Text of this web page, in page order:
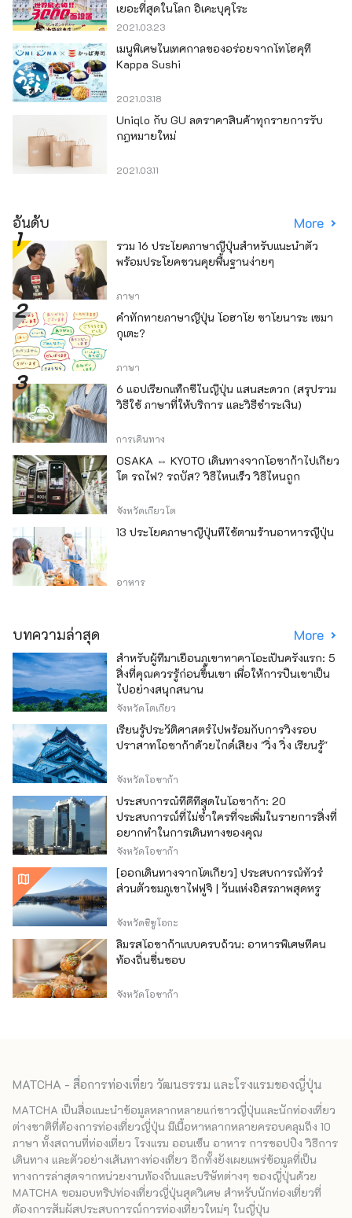
เยอะที่สุดในโลก อิเคะบุคุโระ
2021.03.23
เมนูพิเศษในเทศกาลของอร่อยจากโทโฮคุที่
Kappa Sushi
2021.03.18
Uniqlo กับ GU ลดราคาสินค้าทุกรายการรับ
กฎหมายใหม่
2021.03.11
อันดับ More
รวม 16 ประโยคภาษาญี่ปุ่นสำหรับแนะนำตัว
พร้อมประโยคชวนคุยพื้นฐานง่ายๆ
ภาษา
คำทักทายภาษาญี่ปุ่น โอฮาโย ซาโยนาระ เซมา
กุเตะ?
ภาษา
6 แอปเรียกแท็กซี่ในญี่ปุ่น แสนสะดวก (สรุปรวม
วิธีใช้ ภาษาที่ให้บริการ และวิธีชำระเงิน)
การเดินทาง
OSAKA ⇔ KYOTO เดินทางจากโอซาก้าไปเกียว
โต รถไฟ? รถบัส? วิธีไหนเร็ว วิธีไหนถูก
จังหวัดเกียวโต
13 ประโยคภาษาญี่ปุ่นที่ใช้ตามร้านอาหารญี่ปุ่น
อาหาร
บทความล่าสุด More
สำหรับผู้ที่มาเยือนภูเขาทาคาโอะเป็นครั้งแรก: 5
สิ่งที่คุณควรรู้ก่อนขึ้นเขา เพื่อให้การปีนเขาเป็น
ไปอย่างสนุกสนาน
จังหวัดโตเกียว
เรียนรู้ประวัติศาสตร์ไปพร้อมกับการวิ่งรอบ
ปราสาทโอซาก้าด้วยไกด์เสียง "วิ่ง วิ่ง เรียนรู้"
จังหวัดโอซาก้า
ประสบการณ์ที่ดีที่สุดในโอซาก้า: 20
ประสบการณ์ที่ไม่ซ้ำใครที่จะเพิ่มในรายการสิ่งที่
อยากทำในการเดินทางของคุณ
จังหวัดโอซาก้า
[ออกเดินทางจากโตเกียว] ประสบการณ์ทัวร์
ส่วนตัวชมภูเขาไฟฟูจิ | วันแห่งอิสรภาพสุดหรู
จังหวัดชิซูโอกะ
ลิ้มรสโอซาก้าแบบครบถ้วน: อาหารพิเศษที่คน
ท้องถิ่นชื่นชอบ
จังหวัดโอซาก้า
MATCHA - สื่อการท่องเที่ยว วัฒนธรรม และโรงแรมของญี่ปุ่น
MATCHA เป็นสื่อแนะนำข้อมูลหลากหลายแก่ชาวญี่ปุ่นและนักท่องเที่ยว
ต่างชาติที่ต้องการท่องเที่ยวญี่ปุ่น มีเนื้อหาหลากหลายครอบคลุมถึง 10
ภาษา ทั้งสถานที่ท่องเที่ยว โรงแรม ออนเซ็น อาหาร การชอปปิง วิธีการ
เดินทาง และตัวอย่างเส้นทางท่องเที่ยว อีกทั้งยังเผยแพร่ข้อมูลที่เป็น
ทางการล่าสุดจากหน่วยงานท้องถิ่นและบริษัทต่างๆ ของญี่ปุ่นด้วย
MATCHA ขอมอบทริปท่องเที่ยวญี่ปุ่นสุดวิเศษ สำหรับนักท่องเที่ยวที่
ต้องการสัมผัสประสบการณ์การท่องเที่ยวใหม่ๆ ในญี่ปุ่น